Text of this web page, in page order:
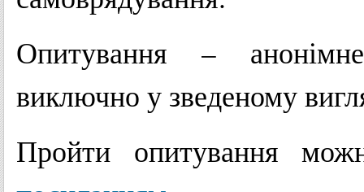
Опитування – анонімне,
виключно у зведеному
Пройти опитування